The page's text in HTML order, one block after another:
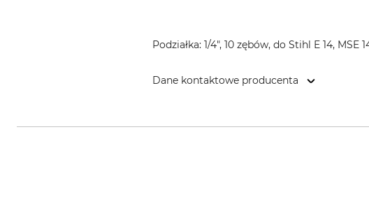
Podziałka: 1/4", 10 zębów, do Stihl E 14, MSE
Dane kontaktowe producenta